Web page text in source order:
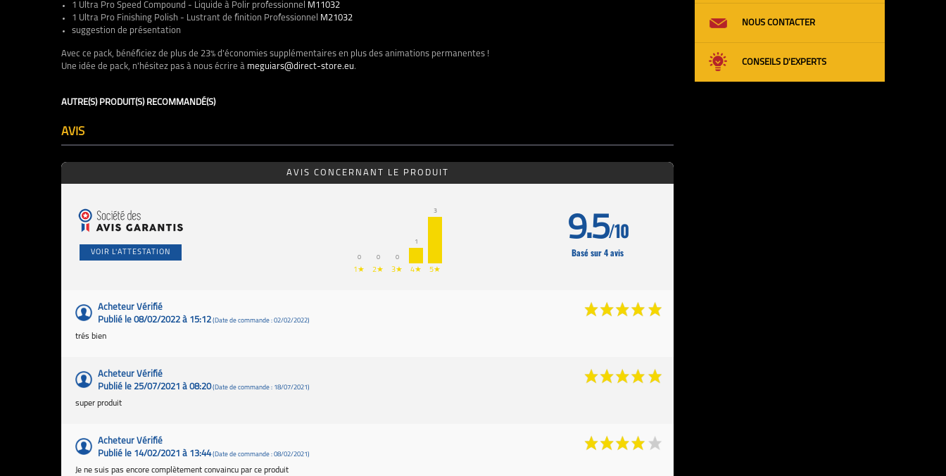
1 Ultra Pro Speed Compound - Liquide à Polir professionnel
M11032
1 Ultra Pro Finishing Polish - Lustrant de finition Professionnel
M21032
suggestion de présentation
Avec ce pack, bénéficiez de plus de 23% d'économies supplémentaires en plus des animations permanentes !
Une idée de pack, n'hésitez pas à nous écrire à meguiars@direct-store.eu.
AUTRE(S) PRODUIT(S) RECOMMANDÉ(S)
AVIS
AVIS CONCERNANT LE PRODUIT
VOIR L'ATTESTATION
0
1★
0
2★
0
3★
1
4★
3
5★
9.5/10
Basé sur 4 avis
Acheteur Vérifié
Publié le 08/02/2022 à 15:12 (Date de commande : 02/02/2022)
trés bien
Acheteur Vérifié
Publié le 25/07/2021 à 08:20(Date de commande : 18/07/2021)
super produit
Acheteur Vérifié
Publié le 14/02/2021 à 13:44(Date de commande : 08/02/2021)
Je ne suis pas encore complètement convaincu par ce produit
NOUS CONTACTER
CONSEILS D'EXPERTS